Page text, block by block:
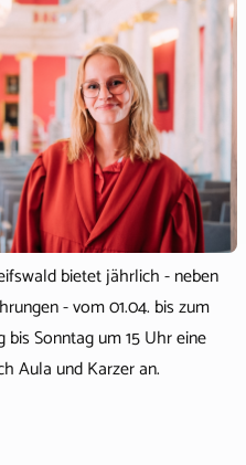
bietet jährlich - neben
- vom 01.04. bis zum
bis Sonntag um 15 Uhr eine
Aula und Karzer an.